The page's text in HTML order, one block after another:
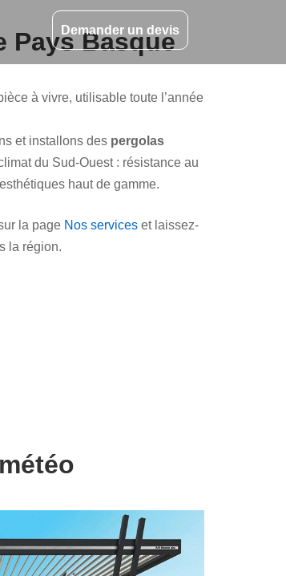
Demander un devis
Pays Basque
à vivre, utilisable toute l’année
et installons des pergolas
du Sud-Ouest : résistance au
haut de gamme.
la page Nos services et laissez-
la région.